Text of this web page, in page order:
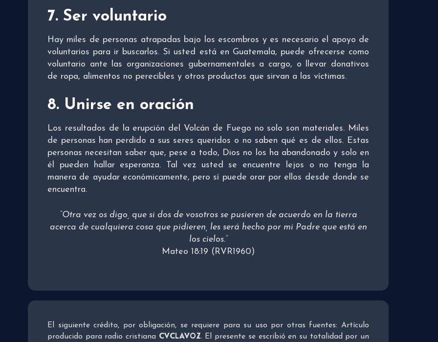
7. Ser voluntario
Hay miles de personas atrapadas bajo los escombros y es necesario el apoyo de
voluntarios para ir buscarlos. Si usted está en Guatemala, puede ofrecerse como
voluntario ante las organizaciones gubernamentales a cargo, o llevar donativos
de ropa, alimentos no perecibles y otros productos que sirvan a las víctimas.
8. Unirse en oración
Los resultados de la erupción del Volcán de Fuego no solo son materiales. Miles
de personas han perdido a sus seres queridos o no saben qué es de ellos. Estas
personas necesitan saber que, pese a todo, Dios no los ha abandonado y solo en
él pueden hallar esperanza. Tal vez usted se encuentre lejos o no tenga la
manera de ayudar económicamente, pero sí puede orar por ellos desde donde se
encuentra.
“Otra vez os digo, que si dos de vosotros se pusieren de acuerdo en la tierra
acerca de cualquiera cosa que pidieren, les será hecho por mi Padre que está en
los cielos.”
Mateo 18:19 (RVR1960)
El siguiente crédito, por obligación, se requiere para su uso por otras fuentes: Artículo
producido para radio cristiana CVCLAVOZ. El presente se escribió en su totalidad por un